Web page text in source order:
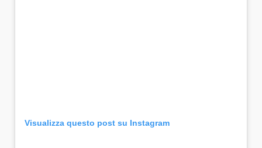
Visualizza questo post su Instagram